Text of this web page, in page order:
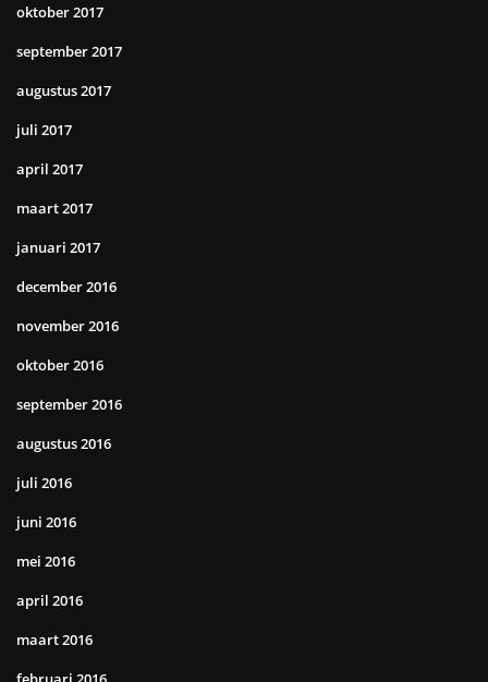
oktober 2017
september 2017
augustus 2017
juli 2017
april 2017
maart 2017
januari 2017
december 2016
november 2016
oktober 2016
september 2016
augustus 2016
juli 2016
juni 2016
mei 2016
april 2016
maart 2016